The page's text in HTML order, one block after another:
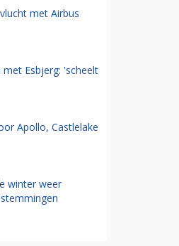
met Airbus
Esbjerg: 'scheelt
Apollo, Castlelake
winter weer